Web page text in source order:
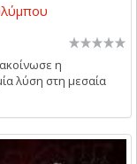
η
λύση στη μεσαία